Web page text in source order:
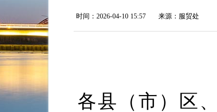
时间：2026-04-10 15:57 来源：服贸处
各县（市）区